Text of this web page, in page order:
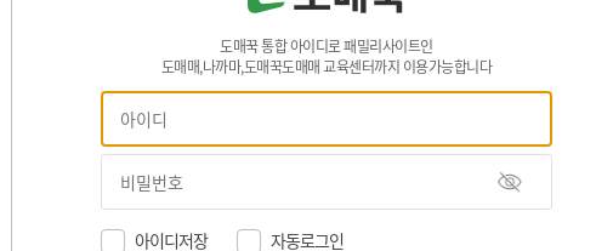
도매꾹 통합 아이디로 패밀리사이트인
도매매,나까마,도매꾹도매매 교육센터까지 이용가능합니다
아이디저장 자동로그인